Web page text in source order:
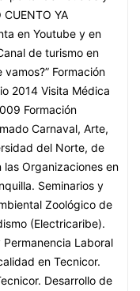
YA
en Youtube y en
de turismo en
Formación
2014 Visita Médica
Formación
Carnaval, Arte,
del Norte, de
Organizaciones en
Seminarios y
Zoológico de
(Electricaribe).
Laboral
en Tecnicor.
Desarrollo de